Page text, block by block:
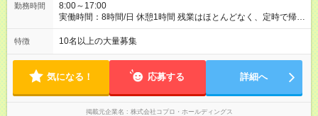
勤務時間
8:00～17:00
実働時間：8時間/日 休憩1時間 残業はほとんどなく、定時で帰れ
る日が多い働き方です。 毎日の業務は進捗管理や事務が中心な
ので、 「今日やるべき仕事」が終われば、自然と区切りをつけ
方を大切にしています。
特徴 10名以上の大量募集
気になる！ 応募する 詳細へ
掲載元企業名 株式会社コプロ・ホールディングス